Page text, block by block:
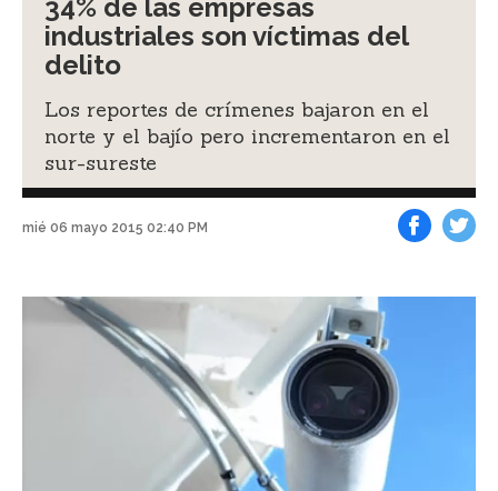
34% de las empresas
industriales son víctimas del
delito
Los reportes de crímenes bajaron en el
norte y el bajío pero incrementaron en el
sur-sureste
mié 06 mayo 2015 02:40 PM